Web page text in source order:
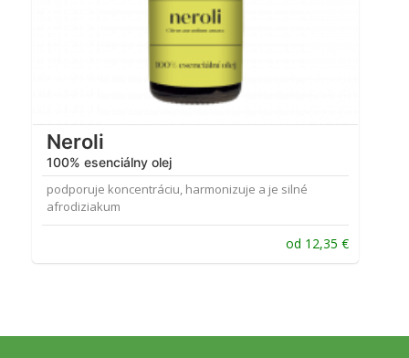
Neroli
100% esenciálny olej
podporuje koncentráciu, harmonizuje a je silné
afrodiziakum
od 12,35 €